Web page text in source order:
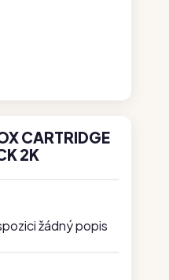
CARTRIDGE
2K
žádný popis